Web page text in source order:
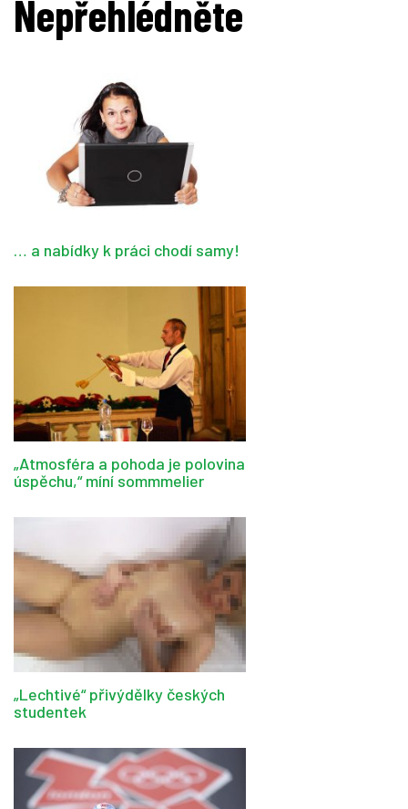
Nepřehlédněte
… a nabídky k práci chodí samy!
„Atmosféra a pohoda je polovina
úspěchu,“ míní sommmelier
„Lechtivé“ přivýdělky českých
studentek